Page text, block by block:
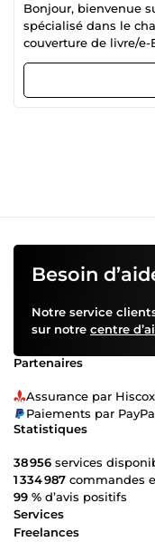
Bonjour, bienvenue
spécialisé dans le
couverture de livre/
privé avant de
Besoin
Notre service
sur notre centre
Partenaires
Assurance par Hiscox
Paiements par
Statistiques
38 956 services
1 334 987 commandes
99 % d’avis positifs
Services
Freelances